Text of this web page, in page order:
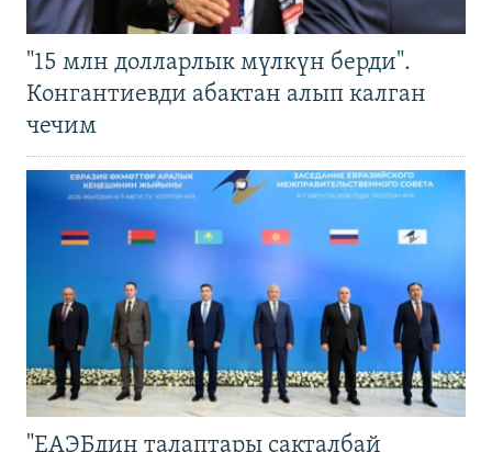
"15 млн долларлык мүлкүн берди".
Конгантиевди абактан алып калган
чечим
"ЕАЭБдин талаптары сакталбай